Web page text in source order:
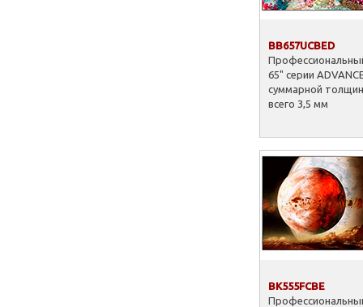
BB657UCBED
65" серии
суммарной
всего 3,5 мм
BK555FCBE